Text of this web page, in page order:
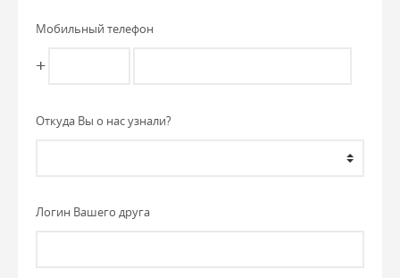
Мобильный телефон
+
Откуда Вы о нас узнали?
Логин Вашего друга